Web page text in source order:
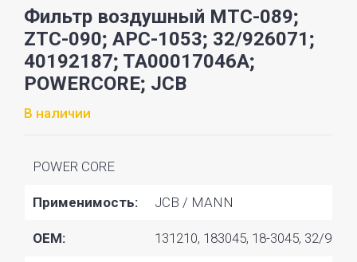
Фильтр воздушный MTC-089;
ZTC-090; APC-1053; 32/926071;
40192187; TA00017046A;
POWERCORE; JCB
В наличии
POWER CORE
Применимость: JCB / MANN
OEM: 131210, 183045, 18-3045, 32/